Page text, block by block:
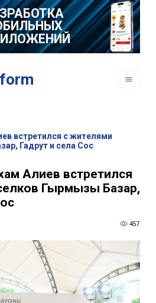
встретился с жителями
Гадрут и села Сос
Алиев встретился
Гырмызы Базар,
457